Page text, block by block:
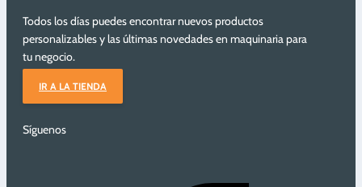
Todos los días puedes encontrar nuevos productos
personalizables y las últimas novedades en maquinaria para
tu negocio.
IR A LA TIENDA
Síguenos